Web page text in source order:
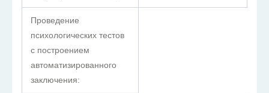
Проведение
психологических тестов
с построением
автоматизированного
заключения: